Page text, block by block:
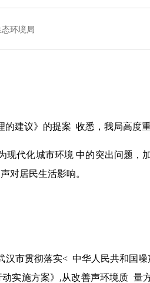
环境局
建议》的提案 收悉，我局高度
现代化城市环境 中的突出问题
对居民生活影响。
汉市贯彻落实< 中华人民共和国
实施方案》,从改善声环境质